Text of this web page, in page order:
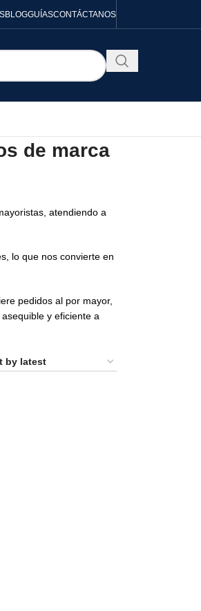
BLOGGUÍASCONTÁCTANOS
de marca
atendiendo a
lo que nos convierte en
pedidos al por mayor,
y eficiente a